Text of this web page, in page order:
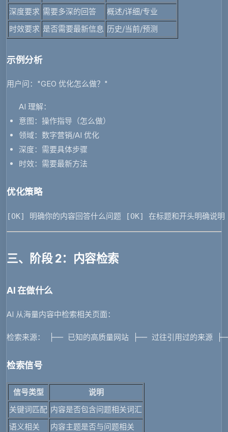
深度要求 需要多深的回答
概述/详细/专业
时效要求 是否需要最新信息 历史/当前/预测
示例分析
用户问："GEO 优化怎么做？"
AI 理解：
意图：操作指导（怎么做）
领域：数字营销/AI 优化
深度：需要具体步骤
时效：需要最新方法
优化策略
[OK] 明确你的内容回答什么问题 [OK] 在标题和开头明确
三、阶段 2：内容检索
AI 在做什么
AI 从海量内容中检索相关页面：
检索来源： ├── 已知的高质量网站 ├── 过往引用过的来源
检索信号
信号类型
说明
关键词匹配 内容是否包含问题相关词汇
语义相关
内容主题是否与问题相关